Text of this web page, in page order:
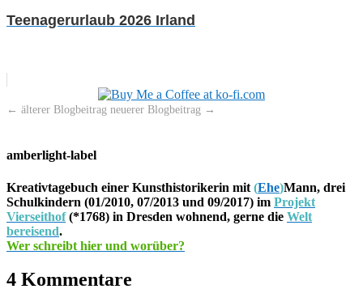
Teenagerurlaub 2026 Irland
← älterer Blogbeitrag neuerer Blogbeitrag →
amberlight-label
Kreativtagebuch einer Kunsthistorikerin mit (Ehe)Mann, drei
Schulkindern (01/2010, 07/2013 und 09/2017) im Projekt
Vierseithof(*1768) in Dresden wohnend, gerne die Welt
bereisend.
Wer schreibt hier und worüber?
4 Kommentare